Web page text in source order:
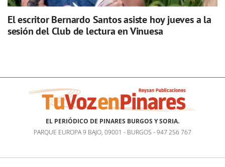
El escritor Bernardo Santos asiste hoy jueves a la
sesión del Club de lectura en Vinuesa
EL PERIÓDICO DE PINARES BURGOS Y SORIA.
PARQUE EUROPA 9 BAJO, 09001 - BURGOS - 947 256 767